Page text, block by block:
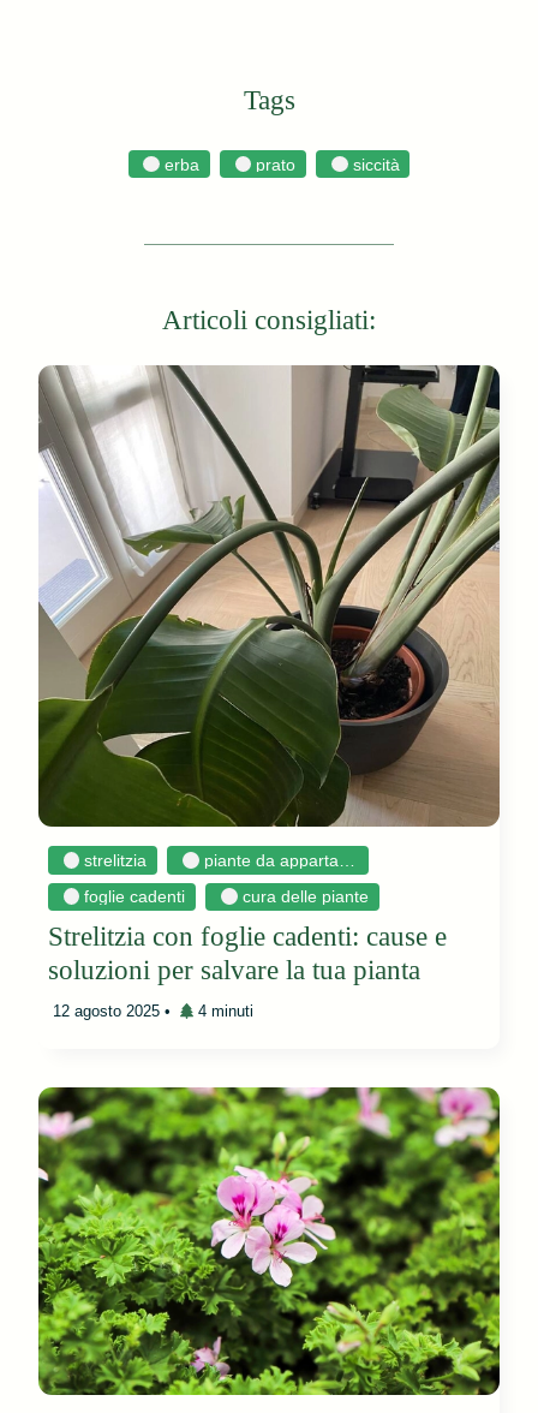
Tags
erba prato siccità
Articoli consigliati:
strelitzia piante da appartamento
foglie cadenti cura delle piante
Strelitzia con foglie cadenti: cause e
soluzioni per salvare la tua pianta
12 agosto 2025 • 4 minuti